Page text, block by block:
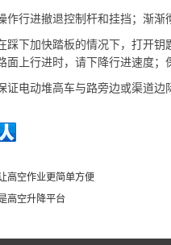
行进撤退控制杆和挂挡；渐渐
加快踏板的情况下，打开钥
面上行进时，请下降行进速度；
电动堆高车与路旁边或渠道边
空作业更简单方便
高空升降平台